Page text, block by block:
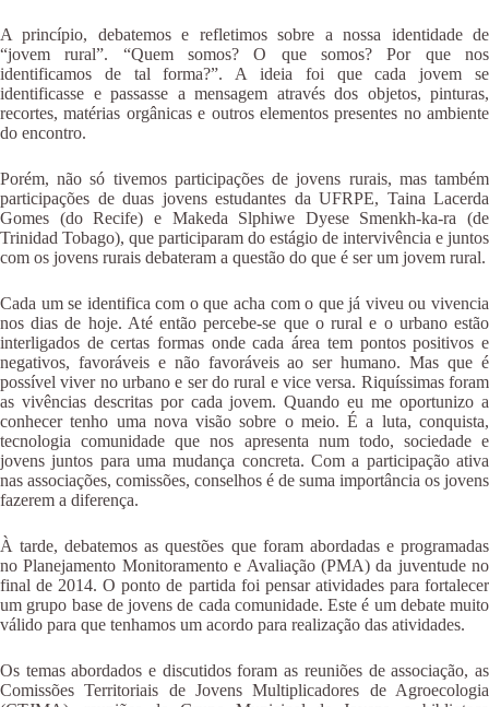
A princípio, debatemos e refletimos sobre a nossa identidade de
“jovem rural”. “Quem somos? O que somos? Por que nos
identificamos de tal forma?”. A ideia foi que cada jovem se
identificasse e passasse a mensagem através dos objetos, pinturas,
recortes, matérias orgânicas e outros elementos presentes no ambiente
do encontro.
Porém, não só tivemos participações de jovens rurais, mas também
participações de duas jovens estudantes da UFRPE, Taina Lacerda
Gomes (do Recife) e Makeda Slphiwe Dyese Smenkh-ka-ra (de
Trinidad Tobago), que participaram do estágio de intervivência e juntos
com os jovens rurais debateram a questão do que é ser um jovem rural.
Cada um se identifica com o que acha com o que já viveu ou vivencia
nos dias de hoje. Até então percebe-se que o rural e o urbano estão
interligados de certas formas onde cada área tem pontos positivos e
negativos, favoráveis e não favoráveis ao ser humano. Mas que é
possível viver no urbano e ser do rural e vice versa. Riquíssimas foram
as vivências descritas por cada jovem. Quando eu me oportunizo a
conhecer tenho uma nova visão sobre o meio. É a luta, conquista,
tecnologia comunidade que nos apresenta num todo, sociedade e
jovens juntos para uma mudança concreta. Com a participação ativa
nas associações, comissões, conselhos é de suma importância os jovens
fazerem a diferença.
À tarde, debatemos as questões que foram abordadas e programadas
no Planejamento Monitoramento e Avaliação (PMA) da juventude no
final de 2014. O ponto de partida foi pensar atividades para fortalecer
um grupo base de jovens de cada comunidade. Este é um debate muito
válido para que tenhamos um acordo para realização das atividades.
Os temas abordados e discutidos foram as reuniões de associação, as
Comissões Territoriais de Jovens Multiplicadores de Agroecologia